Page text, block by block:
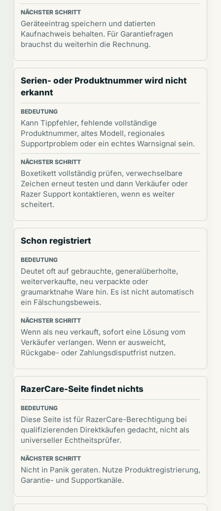
Geräteeintrag speichern und datierten
Kaufnachweis behalten. Für Garantiefragen
brauchst du weiterhin die Rechnung.
Serien- oder Produktnummer wird nicht
erkannt
Kann Tippfehler, fehlende vollständige
Produktnummer, altes Modell, regionales
Supportproblem oder ein echtes Warnsignal sein.
Boxetikett vollständig prüfen, verwechselbare
Zeichen erneut testen und dann Verkäufer oder
Razer Support kontaktieren, wenn es weiter
scheitert.
Schon registriert
Deutet oft auf gebrauchte, generalüberholte,
weiterverkaufte, neu verpackte oder
graumarktnahe Ware hin. Es ist nicht automatisch
ein Fälschungsbeweis.
Wenn als neu verkauft, sofort eine Lösung vom
Verkäufer verlangen. Wenn er ausweicht,
Rückgabe- oder Zahlungsdisputfrist nutzen.
RazerCare-Seite findet nichts
Diese Seite ist für RazerCare-Berechtigung bei
qualifizierenden Direktkäufen gedacht, nicht als
universeller Echtheitsprüfer.
Nicht in Panik geraten. Nutze Produktregistrierung,
Garantie- und Supportkanäle.